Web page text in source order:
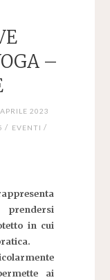
–
2023
/ EVENTI /
prendersi
in cui
ai